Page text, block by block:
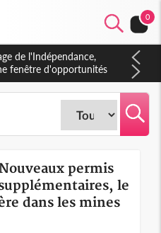
0
la fronde, les agents
avec la direction sur les
permis
le
dans les mines